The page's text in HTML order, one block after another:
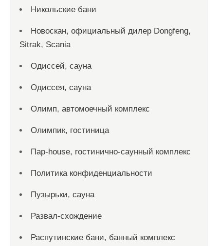
Никольские бани
Новоcкан, официальный дилер Dongfeng,
Sitrak, Scania
Одиссей, сауна
Одиссея, сауна
Олимп, автомоечный комплекс
Олимпик, гостиница
Пар-house, гостинично-саунный комплекс
Политика конфиденциальности
Пузырьки, сауна
Развал-схождение
Распутинские бани, банный комплекс